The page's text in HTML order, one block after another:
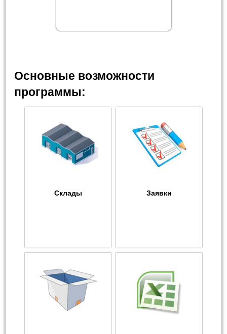
Основные возможности
программы:
Склады Заявки